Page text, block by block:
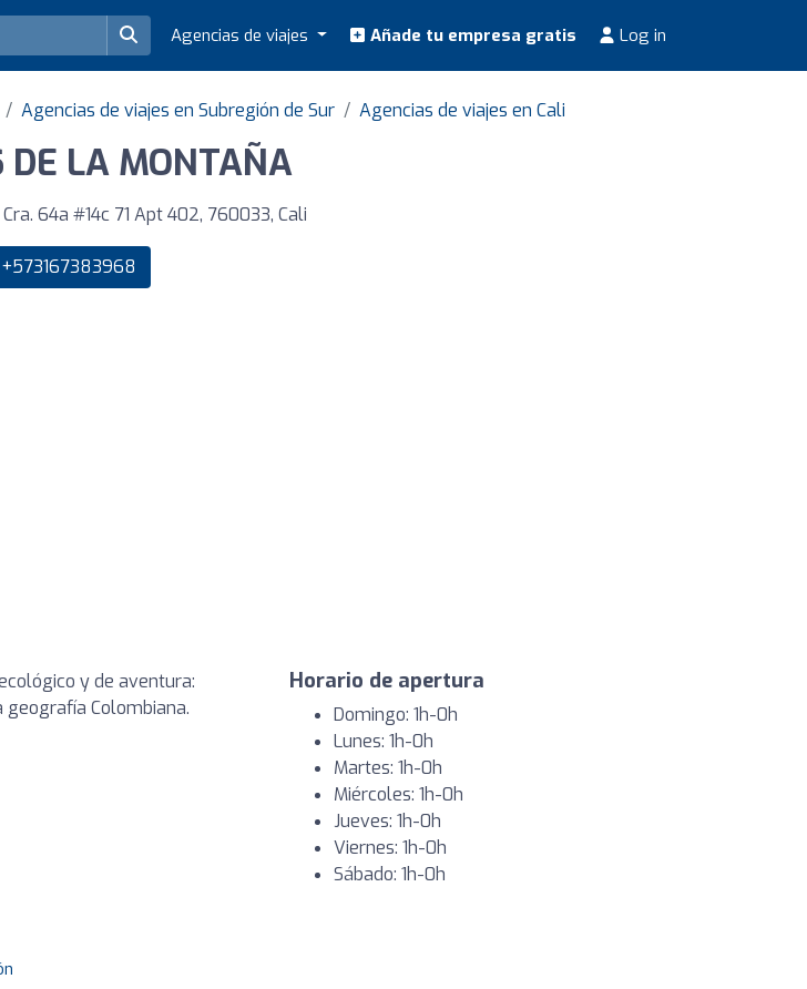
Agencias de viajes Añade tu empresa gratis Log in
Agencias de viajes en Subregión de Sur Agencias de viajes en Cali
DE LA MONTAÑA
64a #14c 71 Apt 402, 760033, Cali
+573167383968
y de aventura:
Colombiana.
Horario de apertura
Domingo: 1h-0h
Lunes: 1h-0h
Martes: 1h-0h
Miércoles: 1h-0h
Jueves: 1h-0h
Viernes: 1h-0h
Sábado: 1h-0h